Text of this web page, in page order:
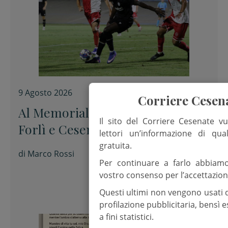
9 Agosto 2026
Al Memorial “Sirotti” 0-0 tra
Forlì e Cesena
di Marco Rossi
Corriere
Il sito del Corriere Cesenate
lettori un’informazione di
gratuita.
Per continuare a farlo
vostro consenso per
Questi ultimi non vengono usati
profilazione pubblicitaria, bensì
a fini statistici.